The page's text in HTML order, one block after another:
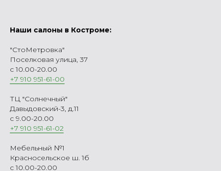
Наши салоны в Костроме:
"СтоМетровка"
Поселковая улица, 37
с 10.00-20.00
+7 910 951-61-00
ТЦ "Солнечный"
Давыдовский-3, д.11
с 9.00-20.00
+7 910 951-61-02
Мебельный №1
Красносельское ш. 1б
с 10.00-20.00